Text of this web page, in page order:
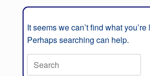
It seems we can’t find what you’re
Perhaps searching can help.